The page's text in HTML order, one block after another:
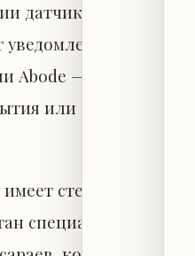
датчика
в
Abode — в том
или закрытия
степень
специально для